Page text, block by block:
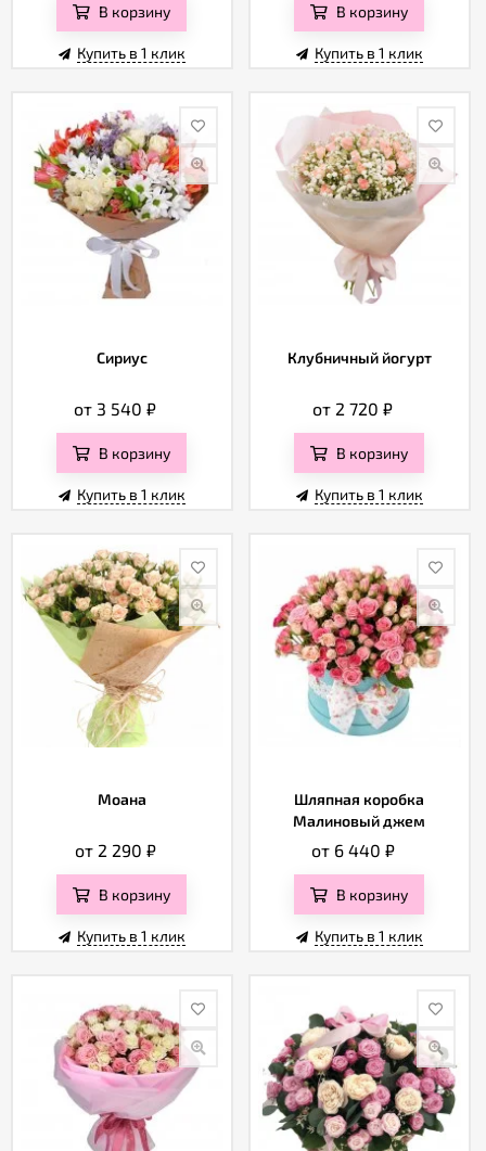
В корзину
Купить в 1 клик
В корзину
Купить в 1 клик
Сириус
от 3 540₽
В корзину
Купить в 1 клик
Клубничный йогурт
от 2 720₽
В корзину
Купить в 1 клик
Моана
от 2 290 ₽
В корзину
Купить в 1 клик
Шляпная коробка
Малиновый джем
от 6 440 ₽
В корзину
Купить в 1 клик